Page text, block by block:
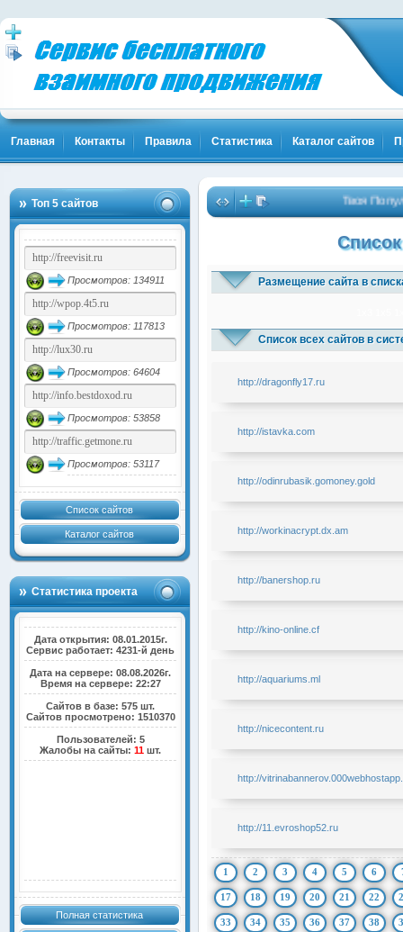
Главная Контакты Правила Статистика Каталог сайтов
Топ 5 сайтов
Просмотров: 134911
Просмотров: 117813
Просмотров: 64604
Просмотров: 53858
Просмотров: 53117
Список сайтов
Каталог сайтов
Статистика проекта
Дата открытия: 08.01.2015г.
Сервис работает: 4231-й день
Дата на сервере: 08.08.2026г.
Время на сервере: 22:27
Сайтов в базе: 575 шт.
Сайтов просмотрено: 1510370
Пользователей: 5
Жалобы на сайты:11 шт.
Полная статистика
Твоя
Размещение сайта в
Список всех сайтов в
http://dragonfly17.ru
http://istavka.com
http://odinrubasik.gomoney.gold
http://workinacrypt.dx.am
http://banershop.ru
http://kino-online.cf
http://aquariums.ml
http://nicecontent.ru
http://
http://11.evroshop52.ru
1 2 3 4 5 6
17 18 19 20 21 22
33 34 35 36 37 38